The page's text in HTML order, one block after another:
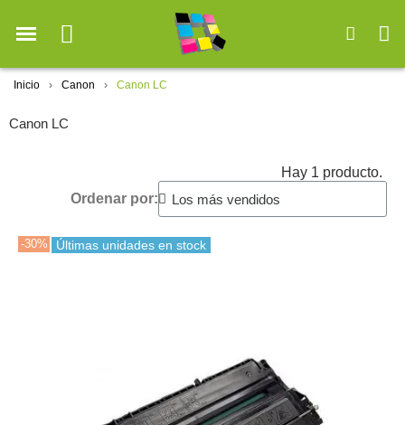
Inicio Canon Canon LC
Canon LC
Hay 1 producto.
Ordenar por:
-30% Últimas unidades en stock